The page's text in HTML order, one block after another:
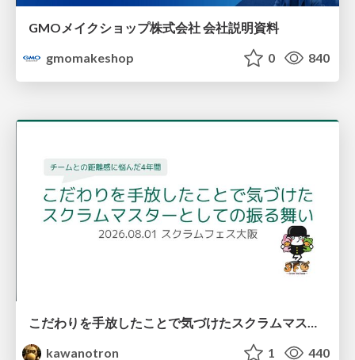
GMOメイクショップ株式会社 会社説明資料
gmomakeshop
0 840
こだわりを手放したことで気づけたスクラムマスターとしての振る舞い
kawanotron
1 440